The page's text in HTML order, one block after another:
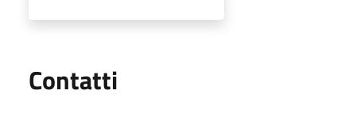
Contatti